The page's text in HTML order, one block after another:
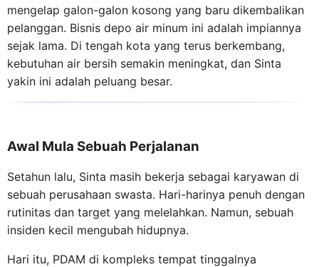
mengelap galon-galon kosong yang baru dikembalikan
pelanggan. Bisnis depo air minum ini adalah impiannya
sejak lama. Di tengah kota yang terus berkembang,
kebutuhan air bersih semakin meningkat, dan Sinta
yakin ini adalah peluang besar.
Awal Mula Sebuah Perjalanan
Setahun lalu, Sinta masih bekerja sebagai karyawan di
sebuah perusahaan swasta. Hari-harinya penuh dengan
rutinitas dan target yang melelahkan. Namun, sebuah
insiden kecil mengubah hidupnya.
Hari itu, PDAM di kompleks tempat tinggalnya